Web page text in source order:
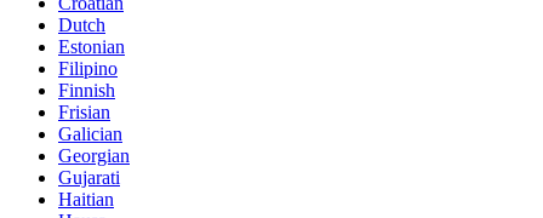
Dutch
Estonian
Filipino
Finnish
Frisian
Galician
Georgian
Gujarati
Haitian